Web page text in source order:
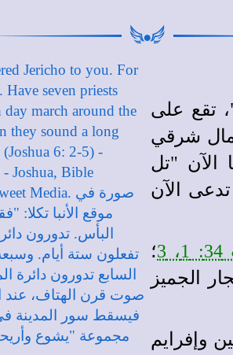
تقع على
وعلى بعد 17 ميلًا شمال شرقي
الآن "تل
الآن
3
؛
الجميز
وإفرايم